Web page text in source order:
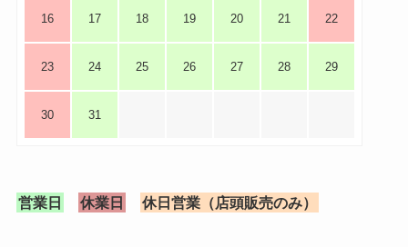
16 17 18 19 20 21 22
23 24 25 26 27 28 29
30 31
営業日 休業日 休日営業（店頭販売のみ）